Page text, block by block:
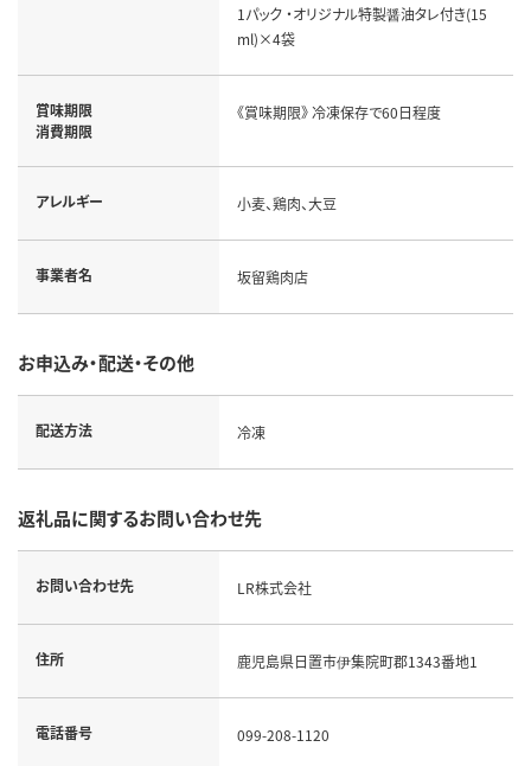
1パック ・オリジナル特製醤油タレ付き(15
ml)×4袋
賞味期限
消費期限
《賞味期限》 冷凍保存で60日程度
アレルギー 小麦、鶏肉、大豆
事業者名 坂留鶏肉店
お申込み・配送・その他
配送方法 冷凍
返礼品に関するお問い合わせ先
お問い合わせ先 LR株式会社
住所 鹿児島県日置市伊集院町郡1343番地1
電話番号 099-208-1120